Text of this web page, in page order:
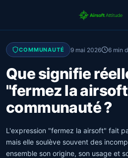
COMMUNAUTÉ 9 mai 2026 6 min
Que signifie
"fermez la
communauté ?
L'expression "fermez la airsoft" fait
mais elle soulève souvent des
ensemble son origine, son usage et